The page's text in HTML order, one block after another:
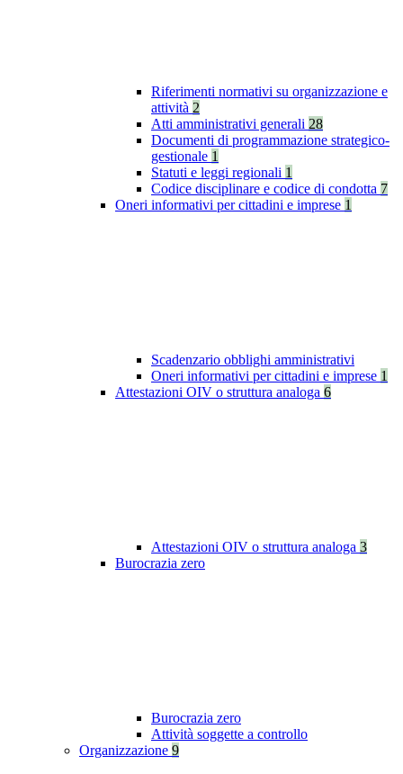
Riferimenti normativi su organizzazione e
attività 2
Atti amministrativi generali 28
Documenti di programmazione strategico-
gestionale 1
Statuti e leggi regionali 1
Codice disciplinare e codice di condotta 7
Oneri informativi per cittadini e imprese 1
Scadenzario obblighi amministrativi
Oneri informativi per cittadini e imprese 1
Attestazioni OIV o struttura analoga 6
Attestazioni OIV o struttura analoga 3
Burocrazia zero
Burocrazia zero
Attività soggette a controllo
Organizzazione 9